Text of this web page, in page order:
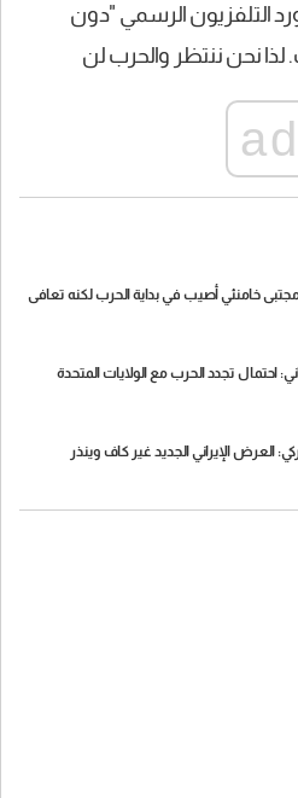
التلفزيون الرسمي "دون
نحن ننتظر والحرب لن
ad
خامنئي أصيب في بداية الحرب لكنه تعافى
احتمال تجدد الحرب مع الولايات المتحدة
الإيراني الجديد غير كاف وينذر